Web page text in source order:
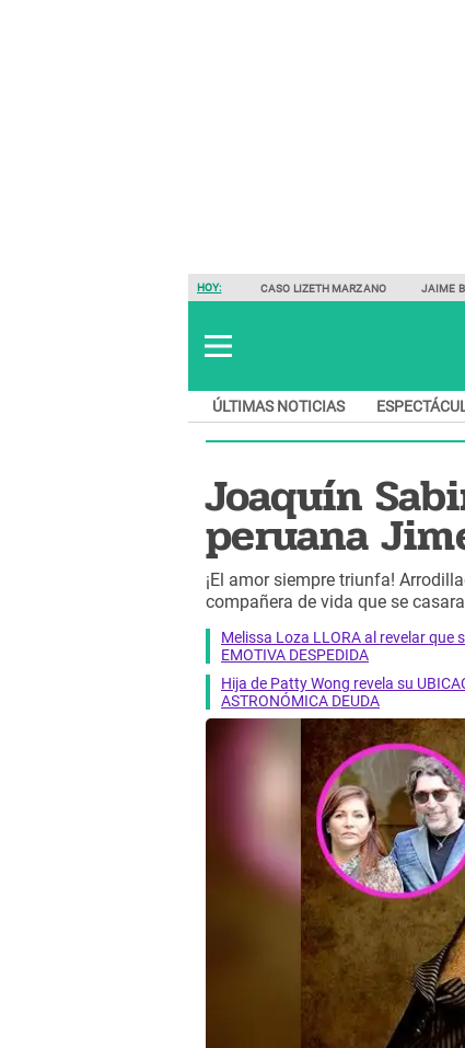
HOY: CASO LIZETH MARZANO JAIME
ÚLTIMAS NOTICIAS
Joaquín
peruana
¡El amor siempre triunfa!
compañera de vida que se
Melissa Loza LLORA al revelar que
EMOTIVA DESPEDIDA
Hija de Patty Wong revela su
ASTRONÓMICA DEUDA